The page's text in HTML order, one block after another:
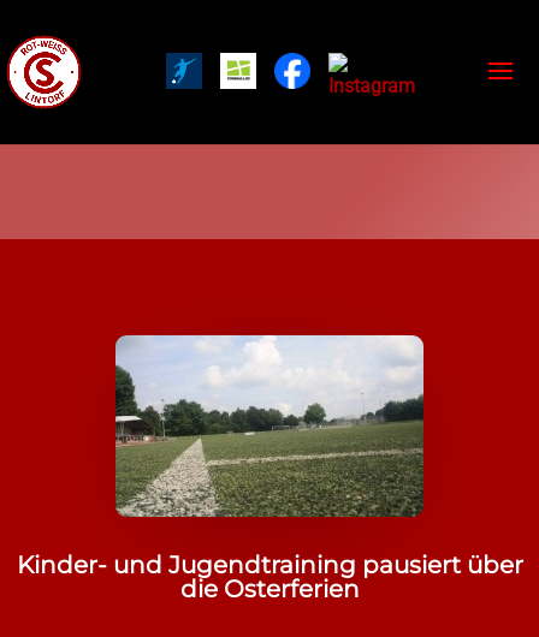
Kinder- und Jugendtraining pausiert über
die Osterferien